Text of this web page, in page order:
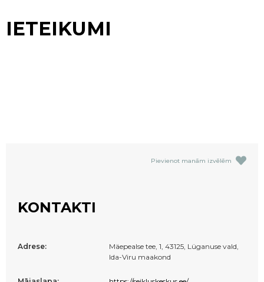
IETEIKUMI
Pievienot manām izvēlēm
KONTAKTI
Adrese:
Mäepealse tee, 1, 43125, Lüganuse vald,
Ida-Viru maakond